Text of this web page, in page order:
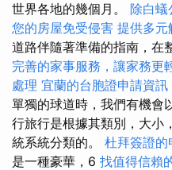
世界各地的幾個月。 除白
您的房屋免受侵害 提供多元
道路伴隨著準備的指南，在
完善的家事服務，讓家務更
處理 宜蘭的台胞證申請資訊
單獨的球道時，我們有機會
行旅行是根據其類別，大小
統系統分類的。 杜拜簽證的
是一種豪華，6 找值得信賴